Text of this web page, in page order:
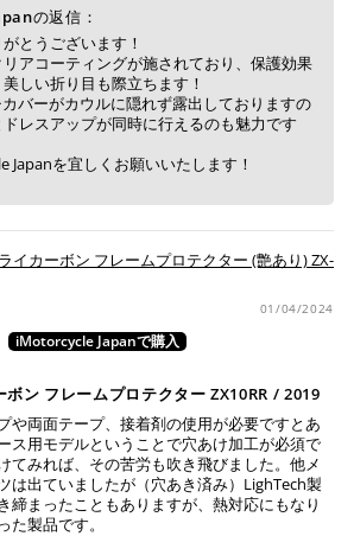
の返信：
とうございます！
アコーティングが施されており、保護効果
しい折り目も際立ちます！
カバーがカウルに隠れず露出しておりますの
レスアップが同時に行えるのも魅力です
Japanを宜しくお願いいたします！
イカーボン フレームプロテクター (艶あり) ZX-
01/04/2024
ン フレームプロテクター ZX10RR / 2019
や両面テープ、接着剤の使用が必要ですとあ
ス用モデルということで穴あけ加工が必須で
てみれば、その苦労も吹き飛びました。他メ
は出ていましたが（穴あき済み）LighTech製
締まったこともありますが、熱対応にもなり
た製品です。